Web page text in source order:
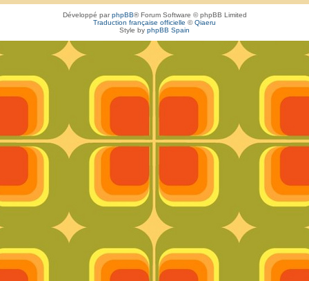
h
r
Développé parphpBB® Forum Software © phpBB Limited
Traduction française officielle ©Qiaeru
Style by phpBB Spain